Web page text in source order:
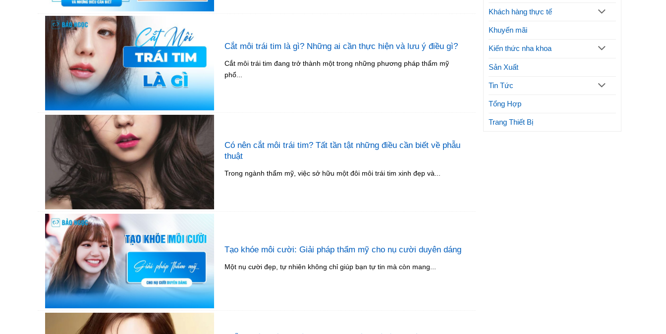
Cắt môi trái tim là gì? Những ai cần thực hiện và lưu ý điều gì?
Cắt môi trái tim đang trở thành một trong những phương pháp thẩm mỹ
phổ...
Có nên cắt môi trái tim? Tất tần tật những điều cần biết về phẫu
thuật
Trong ngành thẩm mỹ, việc sở hữu một đôi môi trái tim xinh đẹp và...
Tạo khóe môi cười: Giải pháp thẩm mỹ cho nụ cười duyên dáng
Một nụ cười đẹp, tự nhiên không chỉ giúp bạn tự tin mà còn mang...
Khách hàng thực tế
Khuyến mãi
Kiến thức nha khoa
Sản Xuất
Tin Tức
Tổng Hợp
Trang Thiết Bị